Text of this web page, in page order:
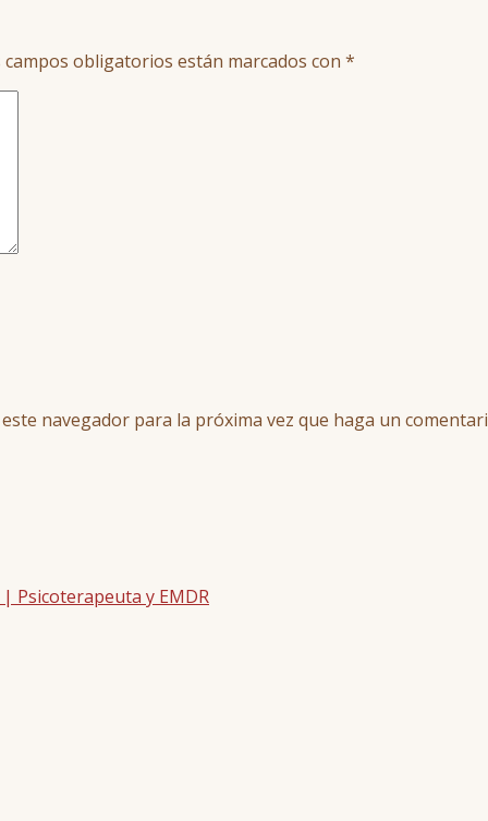
campos obligatorios están marcados con *
navegador para la próxima vez que haga un
Psicoterapeuta y EMDR